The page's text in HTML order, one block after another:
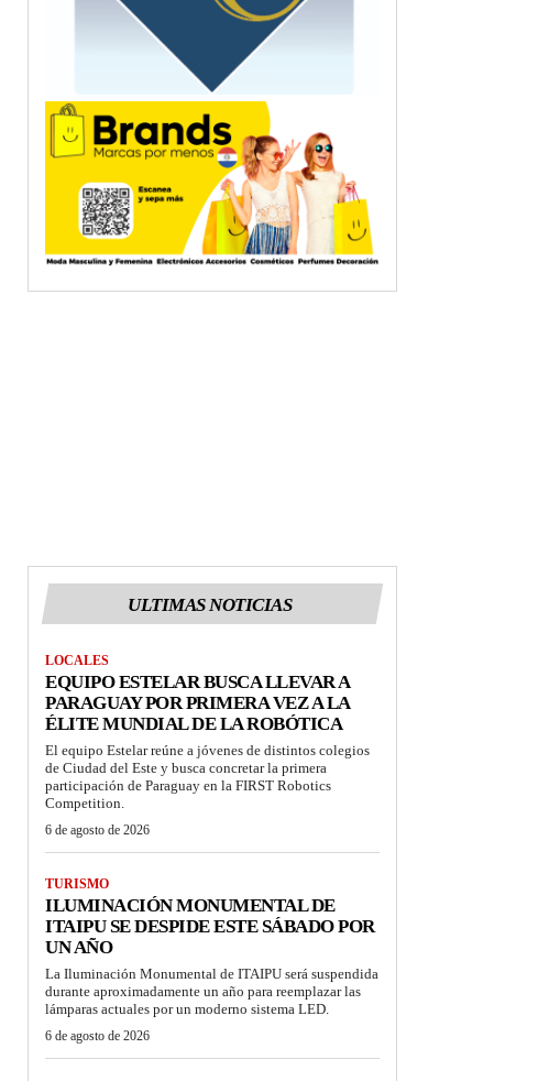
ULTIMAS NOTICIAS
LOCALES
EQUIPO ESTELAR BUSCA LLEVAR A
PARAGUAY POR PRIMERA VEZ A LA
ÉLITE MUNDIAL DE LA ROBÓTICA
El equipo Estelar reúne a jóvenes de distintos colegios
de Ciudad del Este y busca concretar la primera
participación de Paraguay en la FIRST Robotics
Competition.
6 de agosto de 2026
TURISMO
ILUMINACIÓN MONUMENTAL DE
ITAIPU SE DESPIDE ESTE SÁBADO POR
UN AÑO
La Iluminación Monumental de ITAIPU será suspendida
durante aproximadamente un año para reemplazar las
lámparas actuales por un moderno sistema LED.
6 de agosto de 2026